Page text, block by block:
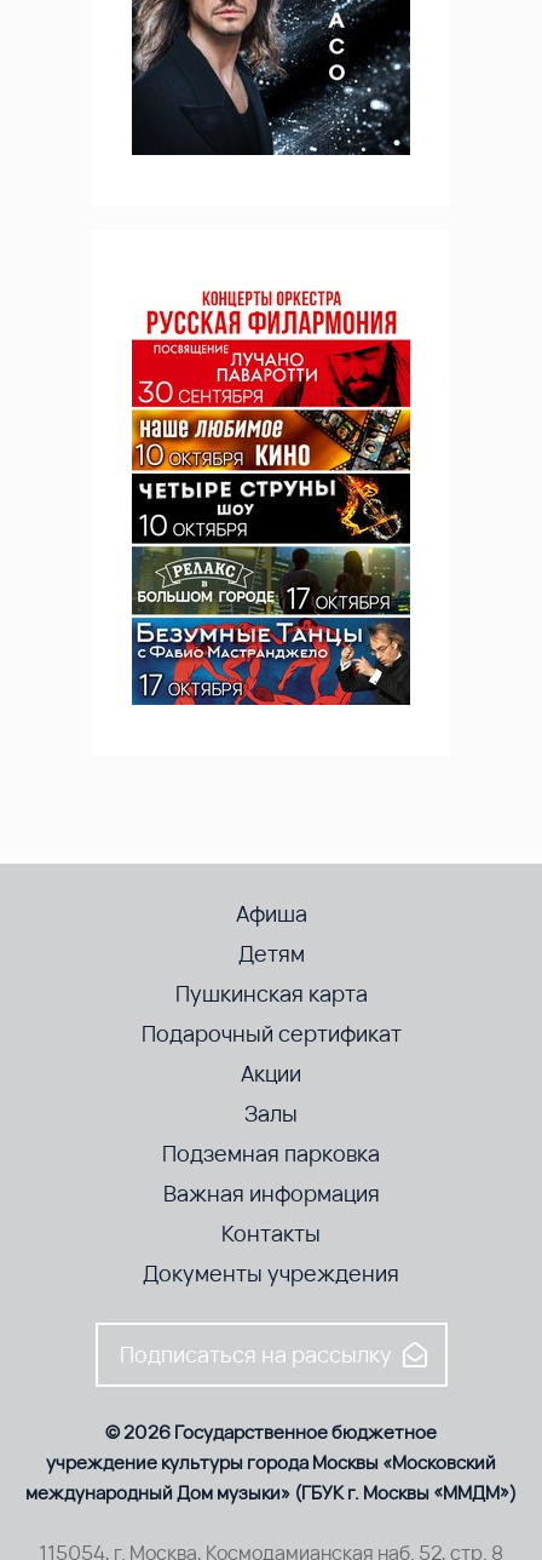
Афиша
Детям
Пушкинская карта
Подарочный сертификат
Акции
Залы
Подземная парковка
Важная информация
Контакты
Документы учреждения
Подписаться на рассылку
© 2026 Государственное бюджетное
учреждение культуры города Москвы «Московский
международный Дом музыки» (ГБУК г. Москвы «ММДМ»)
115054, г. Москва, Космодамианская наб. 52, стр. 8